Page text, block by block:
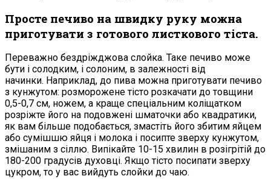
Просте печиво на швидку руку можна
приготувати з готового листкового тіста.
Переважно бездріжджова слойка. Таке печиво може
бути і солодким, і солоним, в залежності від
начинки. Наприклад, до пива можна приготувати печиво
з кунжутом: розморожене тісто розкачати до товщини
0,5-0,7 см, ножем, а краще спеціальним коліщатком
розріжте його на подовжені шматочки або квадратики,
як вам більше подобається, змастіть його збитим яйцем
або сумішшю яйця і молока і посипте зверху кунжутом,
змішаним з сіллю. Випікайте 10-15 хвилин в розігрітій до
180-200 градусів духовці. Якщо тісто посипати зверху
цукром, то у вас вийдуть слойки до чаю.